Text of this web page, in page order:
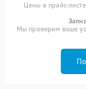
Цены в прайс-
Мы проверим ваше